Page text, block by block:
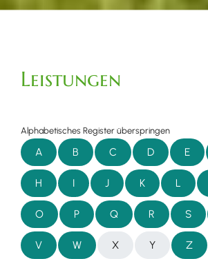
Leistungen
Alphabetisches Register überspringen
A B C D E
H I J K L
O P Q R S
V W X Y Z